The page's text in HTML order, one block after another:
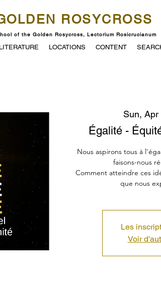
ROSYCROSS
of the Golden Rosycross, Lectorium Rosicrucianum
LITERATURE LOCATIONS CONTENT
Sun, Apr
Égalité -
Nous aspirons tous à
faisons-nous
Comment atteindre ces
que nous
Les
Voir